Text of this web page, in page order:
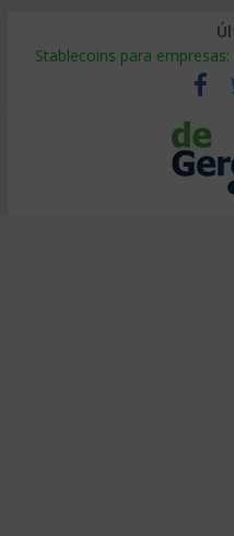
Stablecoins para
Despido silencioso: qué es
IA en selección de
Trabajo forzoso en la
Mercado hispano de EE.